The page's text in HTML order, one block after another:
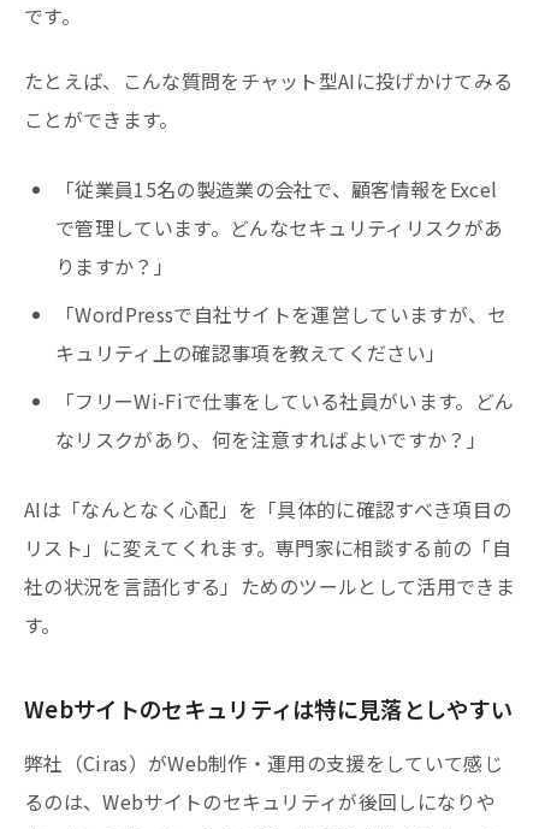
です。
たとえば、こんな質問をチャット型AIに投げかけてみる
ことができます。
「従業員15名の製造業の会社で、顧客情報をExcel
で管理しています。どんなセキュリティリスクがあ
りますか？」
「WordPressで自社サイトを運営していますが、セ
キュリティ上の確認事項を教えてください」
「フリーWi-Fiで仕事をしている社員がいます。どん
なリスクがあり、何を注意すればよいですか？」
AIは「なんとなく心配」を「具体的に確認すべき項目の
リスト」に変えてくれます。専門家に相談する前の「自
社の状況を言語化する」ためのツールとして活用できま
す。
Webサイトのセキュリティは特に見落としやすい
弊社（Ciras）がWeb制作・運用の支援をしていて感じ
るのは、Webサイトのセキュリティが後回しになりや